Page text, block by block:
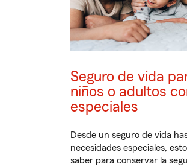
Seguro de vida
niños o adultos
especiales
Desde un seguro de vida
necesidades especiales,
saber para conservar la